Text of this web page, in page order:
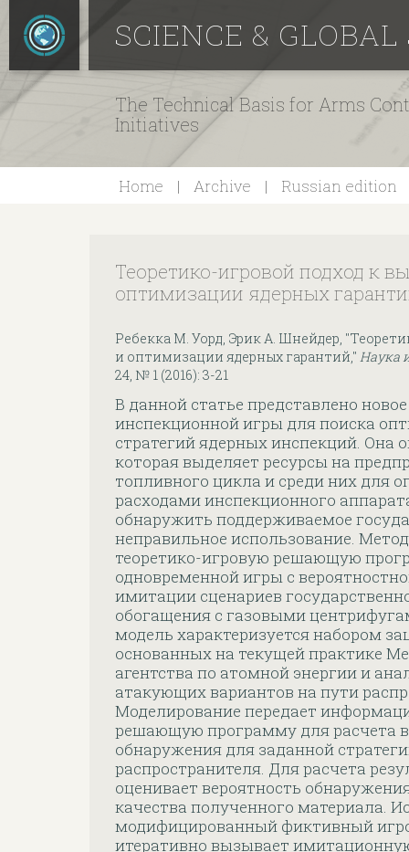
SCIENCE &
The Technical Basis for Arms
Initiatives
Home Archive Russian edition
Теоретико-игровой подход к
оптимизации ядерных
Ребекка М. Уорд, Эрик А. Шнейдер,
и оптимизации ядерных гарантий," Наука
24, № 1 (2016): 3-21
В данной статье представлено
инспекционной игры для поиска
стратегий ядерных инспекций. Она
которая выделяет ресурсы на
топливного цикла и среди них для
расходами инспекционного
обнаружить поддерживаемое
неправильное использование.
теоретико-игровую решающую
одновременной игры с
имитации сценариев
обогащения с газовыми
модель характеризуется набором
основанных на текущей практике
агентства по атомной энергии и
атакующих вариантов на пути
Моделирование передает
решающую программу для расчета
обнаружения для заданной
распространителя. Для расчета
оценивает вероятность
качества полученного материала.
модифицированный фиктивный
итеративно вызывает